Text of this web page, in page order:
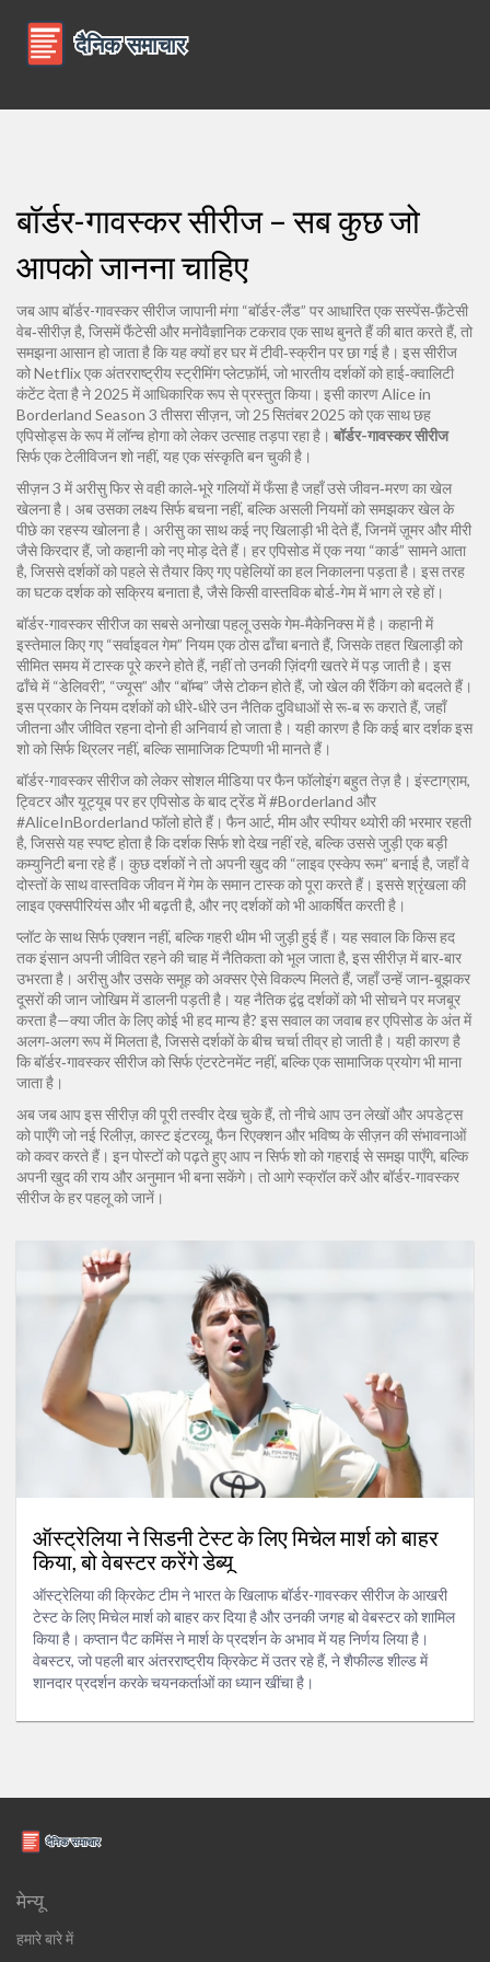
बॉर्डर-गावस्कर सीरीज – सब कुछ जो
आपको जानना चाहिए
जब आपबॉर्डर-गावस्कर सीरीजजापानी मंगा “बॉर्डर-लैंड” पर आधारित एक सस्पेंस‑फ़ैंटेसी
वेब‑सीरीज़ है, जिसमें फैंटेसी और मनोवैज्ञानिक टकराव एक साथ बुनते हैंकी बात करते हैं, तो
समझना आसान हो जाता है कि यह क्यों हर घर में टीवी‑स्क्रीन पर छा गई है। इस सीरीज
कोNetflixएक अंतरराष्ट्रीय स्ट्रीमिंग प्लेटफ़ॉर्म, जो भारतीय दर्शकों को हाई‑क्वालिटी
कंटेंट देता हैने 2025 में आधिकारिक रूप से प्रस्तुत किया। इसी कारणAlice in
Borderland Season 3 तीसरा सीज़न, जो 25 सितंबर 2025 को एक साथ छह
एपिसोड्स के रूप में लॉन्च होगाको लेकर उत्साह तड़पा रहा है। बॉर्डर-गावस्कर सीरीज
सिर्फ एक टेलीविजन शो नहीं, यह एक संस्कृति बन चुकी है।
सीज़न 3 में अरीसु फिर से वही काले‑भूरे गलियों में फँसा है जहाँ उसे जीवन‑मरण का खेल
खेलना है। अब उसका लक्ष्य सिर्फ बचना नहीं, बल्कि असली नियमों को समझकर खेल के
पीछे का रहस्य खोलना है। अरीसु का साथ कई नए खिलाड़ी भी देते हैं, जिनमें ज़ूमर और मीरी
जैसे किरदार हैं, जो कहानी को नए मोड़ देते हैं। हर एपिसोड में एक नया “कार्ड” सामने आता
है, जिससे दर्शकों को पहले से तैयार किए गए पहेलियों का हल निकालना पड़ता है। इस तरह
का घटक दर्शक को सक्रिय बनाता है, जैसे किसी वास्तविक बोर्ड‑गेम में भाग ले रहे हों।
बॉर्डर-गावस्कर सीरीज का सबसे अनोखा पहलू उसके गेम‑मैकेनिक्स में है। कहानी में
इस्तेमाल किए गए “सर्वाइवल गेम” नियम एक ठोस ढाँचा बनाते हैं, जिसके तहत खिलाड़ी को
सीमित समय में टास्क पूरे करने होते हैं, नहीं तो उनकी ज़िंदगी खतरे में पड़ जाती है। इस
ढाँचे में “डेलिवरी”, “ज्यूस” और “बॉम्ब” जैसे टोकन होते हैं, जो खेल की रैंकिंग को बदलते हैं।
इस प्रकार के नियम दर्शकों को धीरे‑धीरे उन नैतिक दुविधाओं से रू‑ब रू कराते हैं, जहाँ
जीतना और जीवित रहना दोनो ही अनिवार्य हो जाता है। यही कारण है कि कई बार दर्शक इस
शो को सिर्फ थ्रिलर नहीं, बल्कि सामाजिक टिप्पणी भी मानते हैं।
बॉर्डर-गावस्कर सीरीज को लेकर सोशल मीडिया पर फैन फॉलोइंग बहुत तेज़ है। इंस्टाग्राम,
ट्विटर और यूट्यूब पर हर एपिसोड के बाद ट्रेंड में #Borderland और
#AliceInBorderland फॉलो होते हैं। फैन आर्ट, मीम और स्पीयर थ्योरी की भरमार रहती
है, जिससे यह स्पष्ट होता है कि दर्शक सिर्फ शो देख नहीं रहे, बल्कि उससे जुड़ी एक बड़ी
कम्युनिटी बना रहे हैं। कुछ दर्शकों ने तो अपनी खुद की “लाइव एस्केप रूम” बनाई है, जहाँ वे
दोस्तों के साथ वास्तविक जीवन में गेम के समान टास्क को पूरा करते हैं। इससे श्रृंखला की
लाइव एक्सपीरियंस और भी बढ़ती है, और नए दर्शकों को भी आकर्षित करती है।
प्लॉट के साथ सिर्फ एक्शन नहीं, बल्कि गहरी थीम भी जुड़ी हुई हैं। यह सवाल कि किस हद
तक इंसान अपनी जीवित रहने की चाह में नैतिकता को भूल जाता है, इस सीरीज़ में बार‑बार
उभरता है। अरीसु और उसके समूह को अक्सर ऐसे विकल्प मिलते हैं, जहाँ उन्हें जान‑बूझकर
दूसरों की जान जोखिम में डालनी पड़ती है। यह नैतिक द्वंद्व दर्शकों को भी सोचने पर मजबूर
करता है—क्या जीत के लिए कोई भी हद मान्य है? इस सवाल का जवाब हर एपिसोड के अंत में
अलग‑अलग रूप में मिलता है, जिससे दर्शकों के बीच चर्चा तीव्र हो जाती है। यही कारण है
कि बॉर्डर‑गावस्कर सीरीज को सिर्फ एंटरटेनमेंट नहीं, बल्कि एक सामाजिक प्रयोग भी माना
जाता है।
अब जब आप इस सीरीज़ की पूरी तस्वीर देख चुके हैं, तो नीचे आप उन लेखों और अपडेट्स
को पाएँगे जो नई रिलीज़, कास्ट इंटरव्यू, फैन रिएक्शन और भविष्य के सीज़न की संभावनाओं
को कवर करते हैं। इन पोस्टों को पढ़ते हुए आप न सिर्फ शो को गहराई से समझ पाएँगे, बल्कि
अपनी खुद की राय और अनुमान भी बना सकेंगे। तो आगे स्क्रॉल करें और बॉर्डर‑गावस्कर
सीरीज के हर पहलू को जानें।
ऑस्ट्रेलिया ने सिडनी टेस्ट के लिए मिचेल मार्श को बाहर
किया, बो वेबस्टर करेंगे डेब्यू
ऑस्ट्रेलिया की क्रिकेट टीम ने भारत के खिलाफ बॉर्डर-गावस्कर सीरीज के आखरी
टेस्ट के लिए मिचेल मार्श को बाहर कर दिया है और उनकी जगह बो वेबस्टर को शामिल
किया है। कप्तान पैट कमिंस ने मार्श के प्रदर्शन के अभाव में यह निर्णय लिया है।
वेबस्टर, जो पहली बार अंतरराष्ट्रीय क्रिकेट में उतर रहे हैं, ने शैफील्ड शील्ड में
शानदार प्रदर्शन करके चयनकर्ताओं का ध्यान खींचा है।
मेन्यू
हमारे बारे में